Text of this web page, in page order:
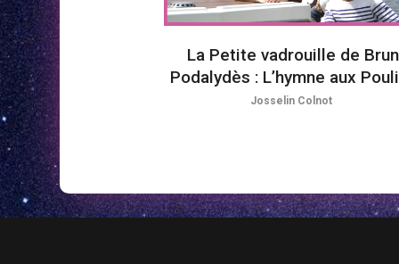
La Petite vadrouille de
Podalydès : L’hymne aux
Josselin Colnot